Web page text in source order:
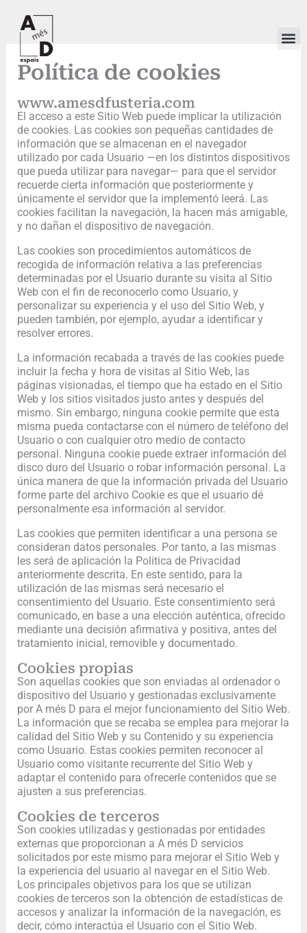
contenido
Política de cookies
www.amesdfusteria.com
El acceso a este Sitio Web puede implicar la utilización
de cookies. Las cookies son pequeñas cantidades de
información que se almacenan en el navegador
utilizado por cada Usuario —en los distintos dispositivos
que pueda utilizar para navegar— para que el servidor
recuerde cierta información que posteriormente y
únicamente el servidor que la implementó leerá. Las
cookies facilitan la navegación, la hacen más amigable,
y no dañan el dispositivo de navegación.
Las cookies son procedimientos automáticos de
recogida de información relativa a las preferencias
determinadas por el Usuario durante su visita al Sitio
Web con el fin de reconocerlo como Usuario, y
personalizar su experiencia y el uso del Sitio Web, y
pueden también, por ejemplo, ayudar a identificar y
resolver errores.
La información recabada a través de las cookies puede
incluir la fecha y hora de visitas al Sitio Web, las
páginas visionadas, el tiempo que ha estado en el Sitio
Web y los sitios visitados justo antes y después del
mismo. Sin embargo, ninguna cookie permite que esta
misma pueda contactarse con el número de teléfono del
Usuario o con cualquier otro medio de contacto
personal. Ninguna cookie puede extraer información del
disco duro del Usuario o robar información personal. La
única manera de que la información privada del Usuario
forme parte del archivo Cookie es que el usuario dé
personalmente esa información al servidor.
Las cookies que permiten identificar a una persona se
consideran datos personales. Por tanto, a las mismas
les será de aplicación la Política de Privacidad
anteriormente descrita. En este sentido, para la
utilización de las mismas será necesario el
consentimiento del Usuario. Este consentimiento será
comunicado, en base a una elección auténtica, ofrecido
mediante una decisión afirmativa y positiva, antes del
tratamiento inicial, removible y documentado.
Cookies propias
Son aquellas cookies que son enviadas al ordenador o
dispositivo del Usuario y gestionadas exclusivamente
por A més D para el mejor funcionamiento del Sitio Web.
La información que se recaba se emplea para mejorar la
calidad del Sitio Web y su Contenido y su experiencia
como Usuario. Estas cookies permiten reconocer al
Usuario como visitante recurrente del Sitio Web y
adaptar el contenido para ofrecerle contenidos que se
ajusten a sus preferencias.
Cookies de terceros
Son cookies utilizadas y gestionadas por entidades
externas que proporcionan a A més D servicios
solicitados por este mismo para mejorar el Sitio Web y
la experiencia del usuario al navegar en el Sitio Web.
Los principales objetivos para los que se utilizan
cookies de terceros son la obtención de estadísticas de
accesos y analizar la información de la navegación, es
decir, cómo interactúa el Usuario con el Sitio Web.